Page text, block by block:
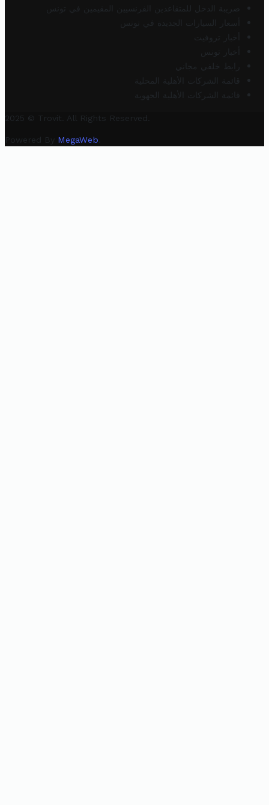
ضريبة الدخل للمتقاعدين الفرنسيين المقيمين في تونس
أسعار السيارات الجديدة في تونس
أخبار تروفيت
أخبار تونس
رابط خلفي مجاني
قائمة الشركات الأهلية المحلية
قائمة الشركات الأهلية الجهوية
2025 © Trovit. All Rights Reserved.
Powered By MegaWeb